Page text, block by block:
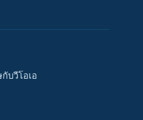
บวีโอเอ